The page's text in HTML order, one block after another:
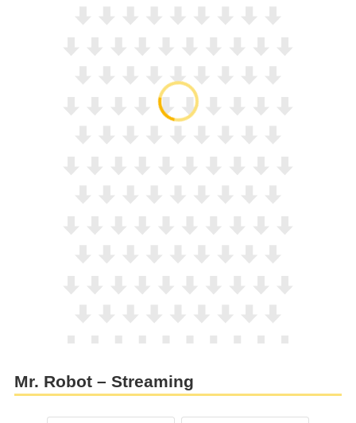
Mr. Robot – Streaming